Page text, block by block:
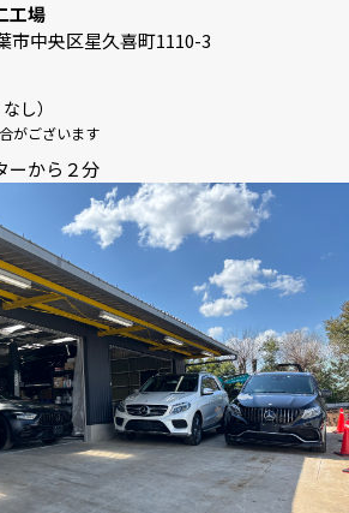
工場
中央区星久喜町1110-3
し）
がございます
から２分